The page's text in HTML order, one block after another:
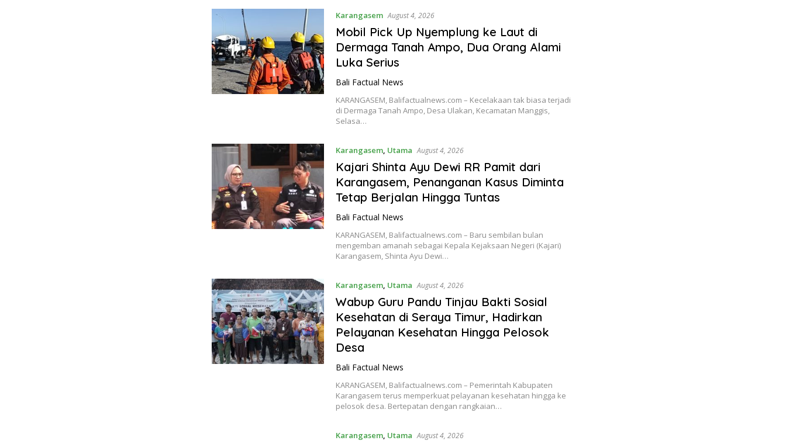
Karangasem August 4, 2026
Mobil Pick Up Nyemplung ke Laut di
Dermaga Tanah Ampo, Dua Orang Alami
Luka Serius
Bali Factual News
KARANGASEM, Balifactualnews.com – Kecelakaan tak biasa terjadi
di Dermaga Tanah Ampo, Desa Ulakan, Kecamatan Manggis,
Selasa…
Karangasem, Utama August 4, 2026
Kajari Shinta Ayu Dewi RR Pamit dari
Karangasem, Penanganan Kasus Diminta
Tetap Berjalan Hingga Tuntas
Bali Factual News
KARANGASEM, Balifactualnews.com – Baru sembilan bulan
mengemban amanah sebagai Kepala Kejaksaan Negeri (Kajari)
Karangasem, Shinta Ayu Dewi…
Karangasem, Utama August 4, 2026
Wabup Guru Pandu Tinjau Bakti Sosial
Kesehatan di Seraya Timur, Hadirkan
Pelayanan Kesehatan Hingga Pelosok
Desa
Bali Factual News
KARANGASEM, Balifactualnews.com – Pemerintah Kabupaten
Karangasem terus memperkuat pelayanan kesehatan hingga ke
pelosok desa. Bertepatan dengan rangkaian…
Karangasem, Utama August 4, 2026